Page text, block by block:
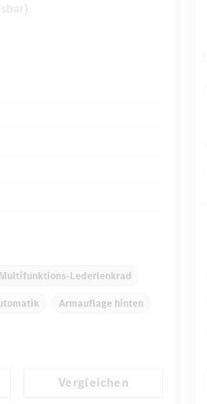
Multifunktions-Lederlenkrad
Armauflage hinten
Vergleichen